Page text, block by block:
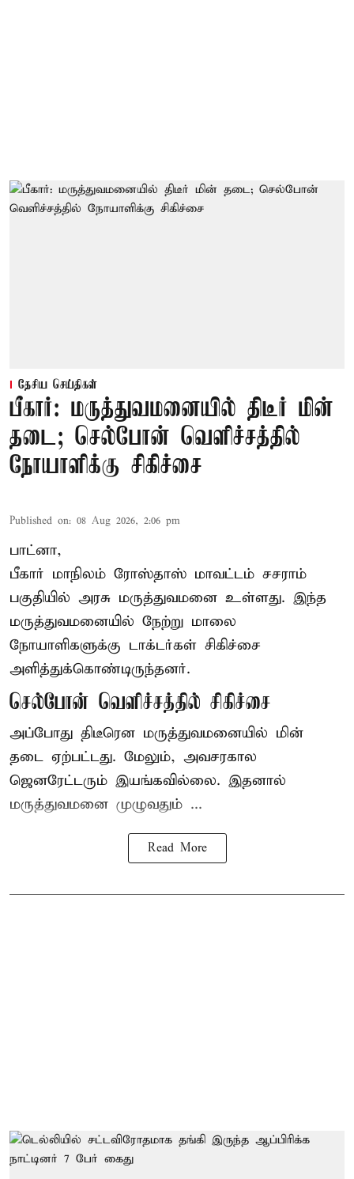
தேசிய செய்திகள்
பீகார்: மருத்துவமனையில் திடீர் மின்
தடை; செல்போன் வெளிச்சத்தில்
நோயாளிக்கு சிகிச்சை
Published on: 08 Aug 2026, 2:06 pm
பாட்னா,
பீகார் மாநிலம் ரோஸ்தாஸ் மாவட்டம் சசராம்
பகுதியில் அரசு மருத்துவமனை உள்ளது. இந்த
மருத்துவமனையில் நேற்று மாலை
நோயாளிகளுக்கு டாக்டர்கள் சிகிச்சை
அளித்துக்கொண்டிருந்தனர்.
செல்போன் வெளிச்சத்தில் சிகிச்சை
அப்போது திடீரென மருத்துவமனையில் மின்
தடை ஏற்பட்டது. மேலும், அவசரகால
ஜெனரேட்டரும் இயங்கவில்லை. இதனால்
மருத்துவமனை முழுவதும் ...
Read More